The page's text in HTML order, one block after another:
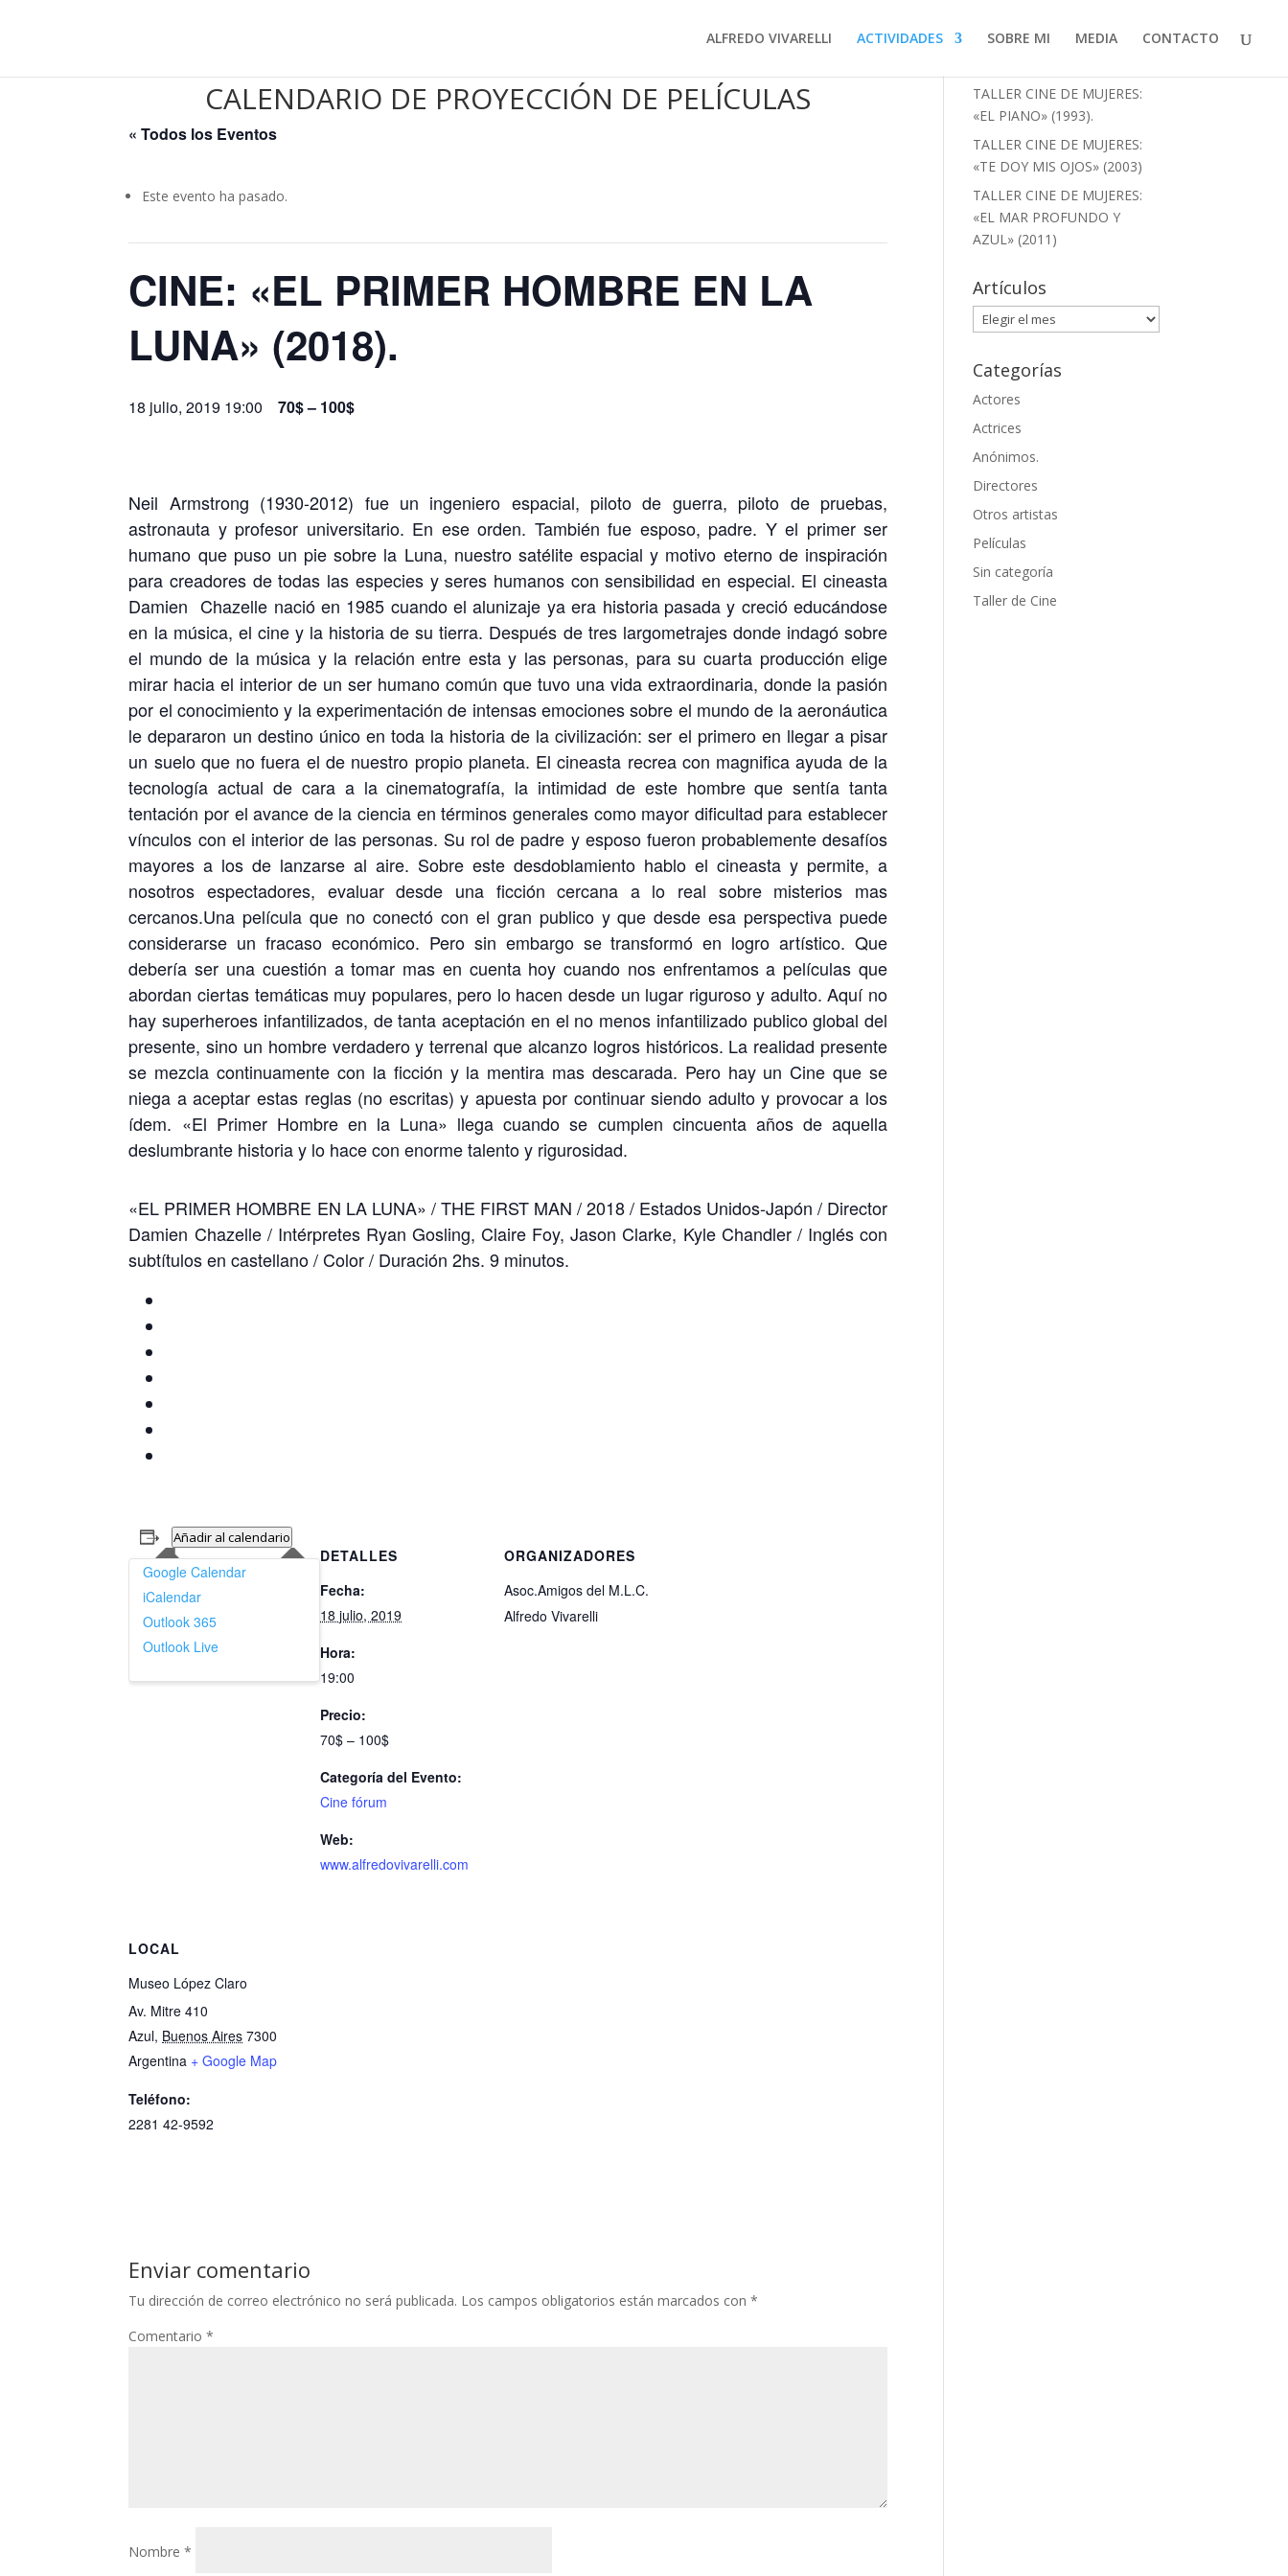
ALFREDO VIVARELLI ACTIVIDADES SOBRE MI MEDIA CONTACTO
CALENDARIO DE PROYECCIÓN DE PELÍCULAS
« Todos los Eventos
Este evento ha pasado.
CINE: «EL PRIMER HOMBRE EN LA
LUNA» (2018).
18 julio, 2019 19:00 70$ – 100$
Neil Armstrong (1930-2012) fue un ingeniero espacial, piloto de guerra, piloto de pruebas,
astronauta y profesor universitario. En ese orden. También fue esposo, padre. Y el primer ser
humano que puso un pie sobre la Luna, nuestro satélite espacial y motivo eterno de inspiración
para creadores de todas las especies y seres humanos con sensibilidad en especial. El cineasta
Damien Chazelle nació en 1985 cuando el alunizaje ya era historia pasada y creció educándose
en la música, el cine y la historia de su tierra. Después de tres largometrajes donde indagó sobre
el mundo de la música y la relación entre esta y las personas, para su cuarta producción elige
mirar hacia el interior de un ser humano común que tuvo una vida extraordinaria, donde la pasión
por el conocimiento y la experimentación de intensas emociones sobre el mundo de la aeronáutica
le depararon un destino único en toda la historia de la civilización: ser el primero en llegar a pisar
un suelo que no fuera el de nuestro propio planeta. El cineasta recrea con magnifica ayuda de la
tecnología actual de cara a la cinematografía, la intimidad de este hombre que sentía tanta
tentación por el avance de la ciencia en términos generales como mayor dificultad para establecer
vínculos con el interior de las personas. Su rol de padre y esposo fueron probablemente desafíos
mayores a los de lanzarse al aire. Sobre este desdoblamiento hablo el cineasta y permite, a
nosotros espectadores, evaluar desde una ficción cercana a lo real sobre misterios mas
cercanos.Una película que no conectó con el gran publico y que desde esa perspectiva puede
considerarse un fracaso económico. Pero sin embargo se transformó en logro artístico. Que
debería ser una cuestión a tomar mas en cuenta hoy cuando nos enfrentamos a películas que
abordan ciertas temáticas muy populares, pero lo hacen desde un lugar riguroso y adulto. Aquí no
hay superheroes infantilizados, de tanta aceptación en el no menos infantilizado publico global del
presente, sino un hombre verdadero y terrenal que alcanzo logros históricos. La realidad presente
se mezcla continuamente con la ficción y la mentira mas descarada. Pero hay un Cine que se
niega a aceptar estas reglas (no escritas) y apuesta por continuar siendo adulto y provocar a los
ídem. «El Primer Hombre en la Luna» llega cuando se cumplen cincuenta años de aquella
deslumbrante historia y lo hace con enorme talento y rigurosidad.
«EL PRIMER HOMBRE EN LA LUNA» / THE FIRST MAN / 2018 / Estados Unidos-Japón / Director
Damien Chazelle / Intérpretes Ryan Gosling, Claire Foy, Jason Clarke, Kyle Chandler / Inglés con
subtítulos en castellano / Color / Duración 2hs. 9 minutos.
Añadir al calendario
Google Calendar
iCalendar
Outlook 365
Outlook Live
DETALLES
Fecha:
18 julio, 2019
Hora:
19:00
Precio:
70$ – 100$
Categoría del Evento:
Cine fórum
Web:
www.alfredovivarelli.com
ORGANIZADORES
Asoc.Amigos del M.L.C.
Alfredo Vivarelli
LOCAL
Museo López Claro
Av. Mitre 410
Azul, Buenos Aires 7300
Argentina + Google Map
Teléfono:
2281 42-9592
Enviar comentario
Tu dirección de correo electrónico no será publicada. Los campos obligatorios están marcados con*
Comentario*
Nombre*
TALLER CINE DE MUJERES:
«EL PIANO» (1993).
TALLER CINE DE MUJERES:
«TE DOY MIS OJOS» (2003)
TALLER CINE DE MUJERES:
«EL MAR PROFUNDO Y
AZUL» (2011)
Artículos
Artículos
Categorías
Actores
Actrices
Anónimos.
Directores
Otros artistas
Películas
Sin categoría
Taller de Cine